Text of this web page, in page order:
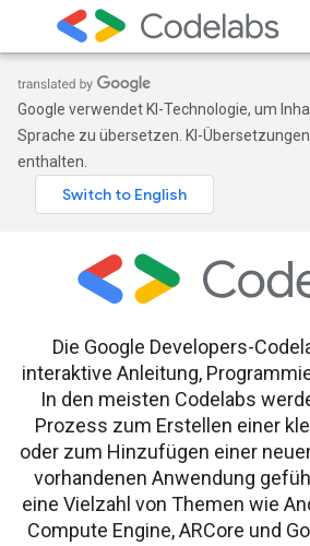
Google verwendet KI-Technologie, um
Sprache zu übersetzen. KI-
enthalten.
Die Google Developers-
interaktive Anleitung,
In den meisten Codelabs
Prozess zum Erstellen einer
oder zum Hinzufügen einer
vorhandenen Anwendung
eine Vielzahl von Themen wie
Compute Engine, ARCore und